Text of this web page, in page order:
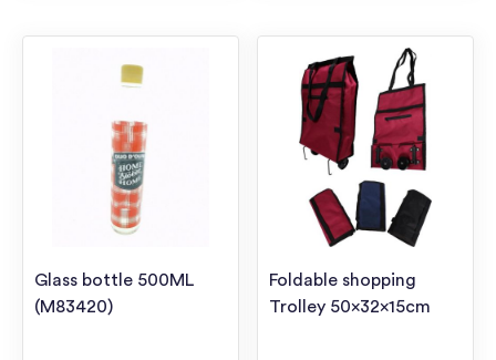
Glass bottle 500ML
(M83420)
Foldable shopping
Trolley 50x32x15cm